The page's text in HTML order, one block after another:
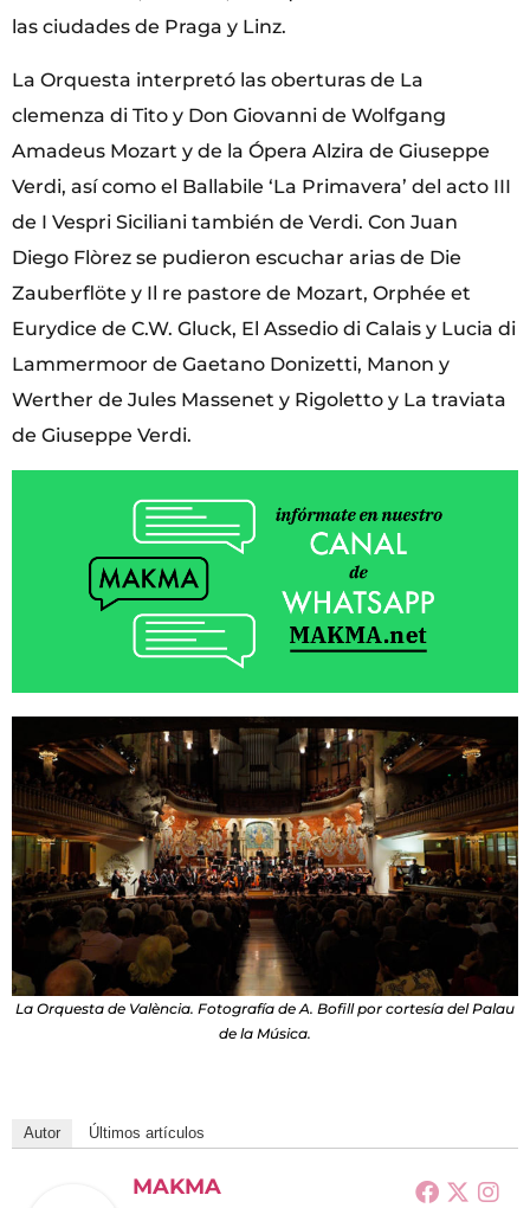
las ciudades de Praga y Linz.
La Orquesta interpretó las oberturas de La
clemenza di Tito y Don Giovanni de Wolfgang
Amadeus Mozart y de la Ópera Alzira de Giuseppe
Verdi, así como el Ballabile ‘La Primavera’ del acto III
de I Vespri Siciliani también de Verdi. Con Juan
Diego Flòrez se pudieron escuchar arias de Die
Zauberflöte y Il re pastore de Mozart, Orphée et
Eurydice de C.W. Gluck, El Assedio di Calais y Lucia di
Lammermoor de Gaetano Donizetti, Manon y
Werther de Jules Massenet y Rigoletto y La traviata
de Giuseppe Verdi.
La Orquesta de València. Fotografía de A. Bofill por cortesía del Palau
de la Música.
Autor Últimos artículos
MAKMA